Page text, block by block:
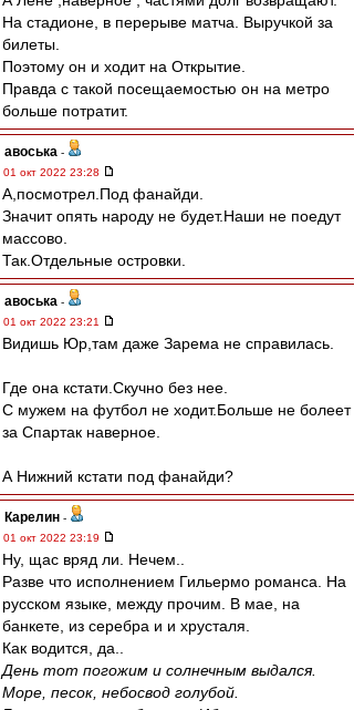
На стадионе, в перерыве матча. Выручкой за
билеты.
Поэтому он и ходит на Открытие.
Правда с такой посещаемостью он на метро
больше потратит.
авоська -
01 окт 2022 23:28
А,посмотрел.Под фанайди.
Значит опять народу не будет.Наши не поедут
массово.
Так.Отдельные островки.
авоська -
01 окт 2022 23:21
Видишь Юр,там даже Зарема не справилась.
Где она кстати.Скучно без нее.
С мужем на футбол не ходит.Больше не болеет
за Спартак наверное.
А Нижний кстати под фанайди?
Карелин -
01 окт 2022 23:19
Ну, щас вряд ли. Нечем..
Разве что исполнением Гильермо романса. На
русском языке, между прочим. В мае, на
банкете, из серебра и и хрусталя.
Как водится, да..
День тот погожим и солнечным выдался.
Море, песок, небосвод голубой.